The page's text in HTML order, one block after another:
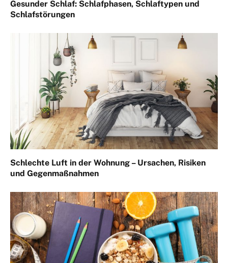
Gesunder Schlaf: Schlafphasen, Schlaftypen und
Schlafstörungen
Schlechte Luft in der Wohnung – Ursachen, Risiken
und Gegenmaßnahmen